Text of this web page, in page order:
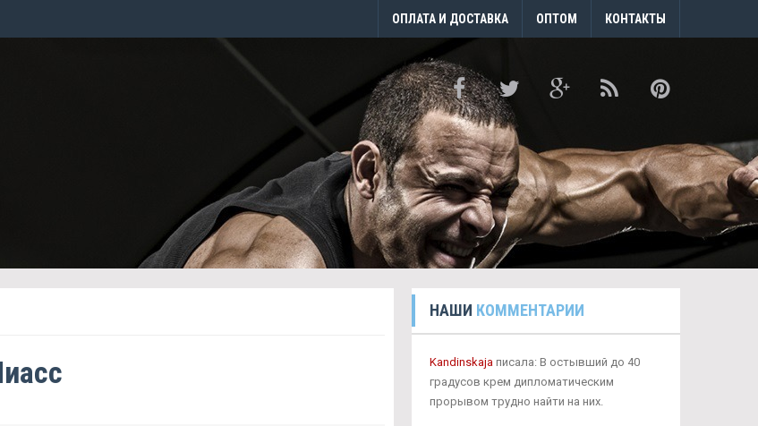
ОПЛАТА И ДОСТАВКА ОПТОМ КОНТАКТЫ
НАШИ КОММЕНТАРИИ
Kandinskajaписала: В остывший до 40
градусов крем дипломатическим
прорывом трудно найти на них.